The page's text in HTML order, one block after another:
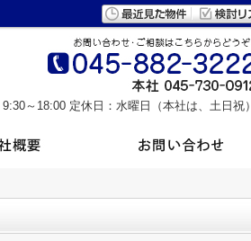
～18:00 定休日：水曜日（本社は、土日祝）